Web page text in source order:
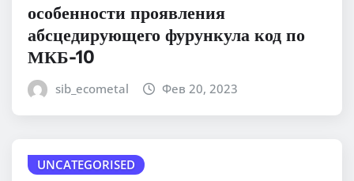
особенности проявления
абсцедирующего фурункула код по
МКБ-10
sib_ecometal Фев 20, 2023
UNCATEGORISED